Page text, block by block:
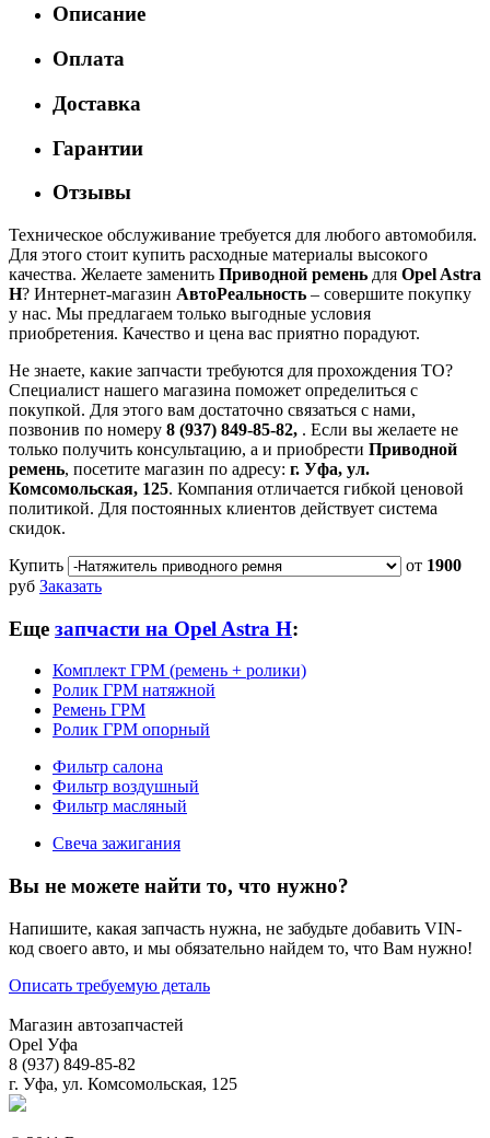
Описание
Оплата
Доставка
Гарантии
Отзывы
Техническое обслуживание требуется для любого автомобиля.
Для этого стоит купить расходные материалы высокого
качества. Желаете заменить Приводной ремень для Opel Astra
H? Интернет-магазин АвтоРеальность – совершите покупку
у нас. Мы предлагаем только выгодные условия
приобретения. Качество и цена вас приятно порадуют.
Не знаете, какие запчасти требуются для прохождения ТО?
Специалист нашего магазина поможет определиться с
покупкой. Для этого вам достаточно связаться с нами,
позвонив по номеру 8 (937) 849-85-82, . Если вы желаете не
только получить консультацию, а и приобрести Приводной
ремень, посетите магазин по адресу: г. Уфа, ул.
Комсомольская, 125. Компания отличается гибкой ценовой
политикой. Для постоянных клиентов действует система
скидок.
Купить
от 1900
руб Заказать
Еще запчасти на Opel Astra H:
Комплект ГРМ (ремень + ролики)
Ролик ГРМ натяжной
Ремень ГРМ
Ролик ГРМ опорный
Фильтр салона
Фильтр воздушный
Фильтр масляный
Свеча зажигания
Вы не можете найти то, что нужно?
Напишите, какая запчасть нужна, не забудьте добавить VIN-
код своего авто, и мы обязательно найдем то, что Вам нужно!
Описать требуемую деталь
Магазин автозапчастей
Opel Уфа
8 (937) 849-85-82
г. Уфа, ул. Комсомольская, 125